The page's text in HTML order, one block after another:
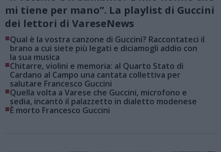
mi tiene per mano”. La playlist di Guccini
dei lettori di VareseNews
■Qual è la vostra canzone di Guccini? Raccontateci il
brano a cui siete più legati e diciamogli addio con
la sua musica
■Chitarre, violini e memoria: al Quarto Stato di
Cardano al Campo una cantata collettiva per
salutare Francesco Guccini
■Quella volta a Varese che Guccini, microfono e
sedia, incantò il palazzetto in dialetto modenese
■È morto Francesco Guccini